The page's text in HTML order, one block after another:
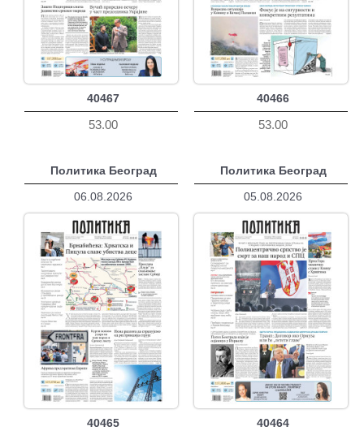
40467
53.00
40466
53.00
Политика Београд
06.08.2026
40465
Политика Београд
05.08.2026
40464